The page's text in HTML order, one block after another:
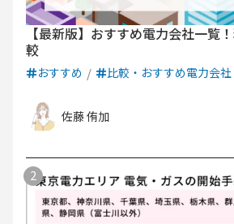
【最新版】おすすめ電力会社一覧
較
おすすめ 比較・おすすめ電力会社
佐藤 侑加